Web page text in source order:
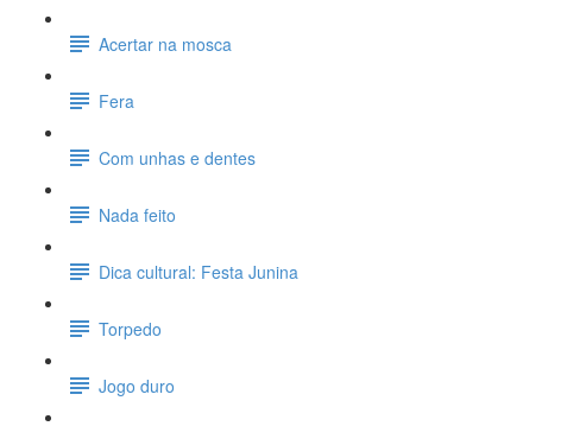
Acertar na mosca
Fera
Com unhas e dentes
Nada feito
Dica cultural: Festa Junina
Torpedo
Jogo duro